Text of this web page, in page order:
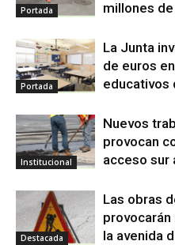
Portada
millones
Portada
La Junta
de euros
educativos
Institucional
Nuevos
provocan
acceso sur
Destacada
Las obras
la avenida